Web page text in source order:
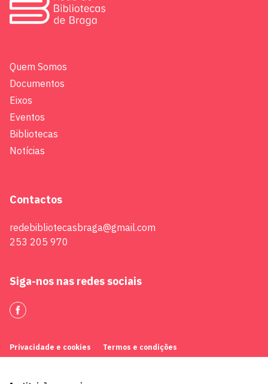
Quem Somos
Documentos
Eixos
Eventos
Bibliotecas
Notícias
Contactos
redebibliotecasbraga@gmail.com
253 205 970
Siga-nos nas redes sociais
Privacidade e cookies Termos e condições